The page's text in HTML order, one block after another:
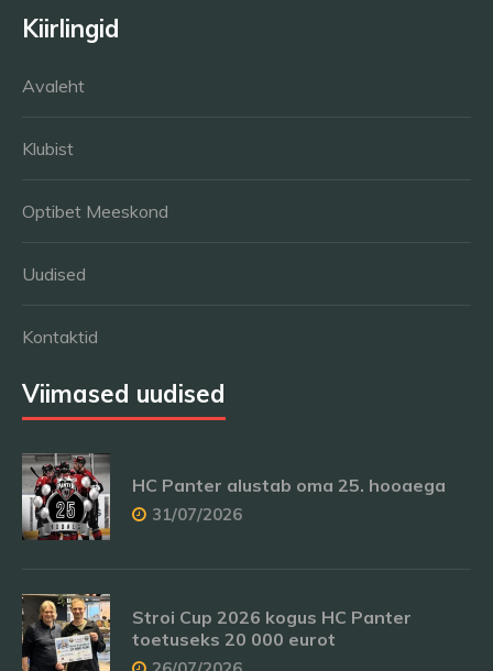
Kiirlingid
Avaleht
Klubist
Optibet Meeskond
Uudised
Kontaktid
Viimased uudised
HC Panter alustab oma 25. hooaega
31/07/2026
Stroi Cup 2026 kogus HC Panter
toetuseks 20 000 eurot